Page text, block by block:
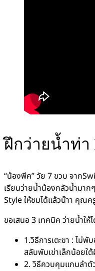
ฝึกว่ายน้ำท่า
“น้องพีค” วัย 7 ขวบ จาก
เรียนว่ายน้ำน้องกลัวน้ำมา
Style ให้ชมได้แล้วน๊าา คุณค
ขอเสนอ 3 เทคนิค ว่ายน้ำใ
1.วิธีการเตะขา : ไม่พั
สลับพับเข่าเล็กน้อยใ
2. วิธีควบคุมแกนลำตั